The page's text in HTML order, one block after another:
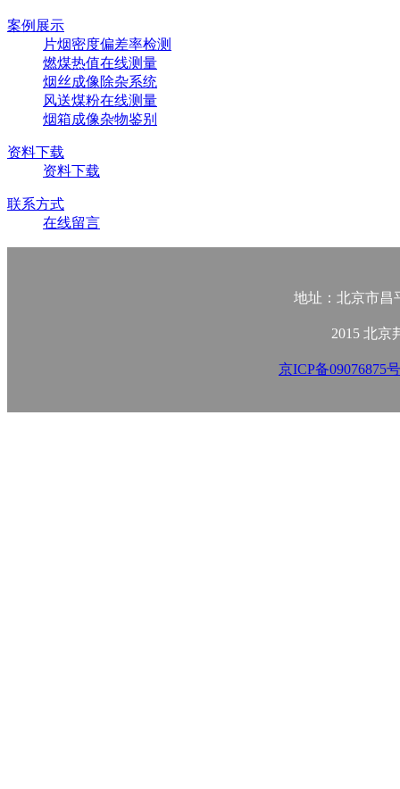
案例展示
片烟密度偏差率检测
燃煤热值在线测量
烟丝成像除杂系统
风送煤粉在线测量
烟箱成像杂物鉴别
资料下载
资料下载
联系方式
在线留言
地址：北京市昌
2015 北京
京ICP备09076875